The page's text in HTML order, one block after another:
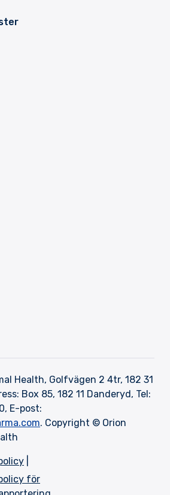
Health, Golfvägen 2 4tr, 182 31
Box 85, 182 11 Danderyd, Tel:
E-post:
. Copyright © Orion
för